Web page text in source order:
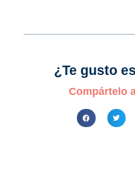
¿Te gusto
Compártelo